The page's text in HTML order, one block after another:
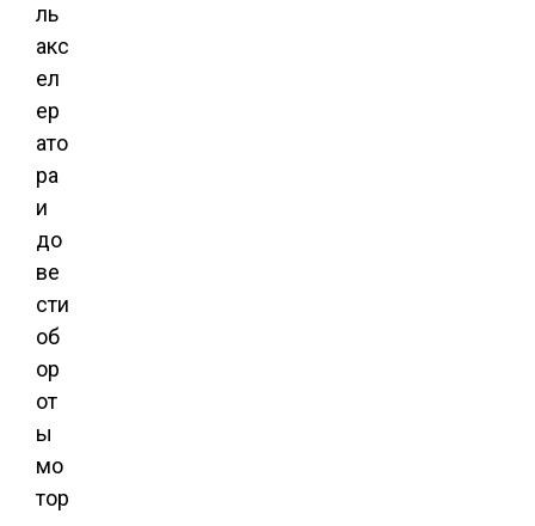
ль
акс
ел
ер
ато
ра
и
до
ве
сти
об
ор
от
ы
мо
тор